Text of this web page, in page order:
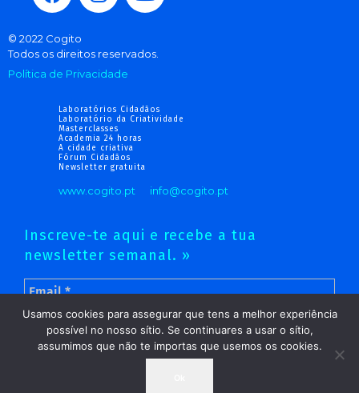
© 2022 Cogito
Todos os direitos reservados.
Política de Privacidade
Laboratórios Cidadãos
Laboratório da Criatividade
Masterclasses
Academia 24 horas
A cidade criativa
Fórum Cidadãos
Newsletter gratuita
www.cogito.pt info@cogito.pt
Inscreve-te aqui e recebe a tua
newsletter semanal. »
Usamos cookies para assegurar que tens a melhor experiência
possível no nosso sítio. Se continuares a usar o sítio,
assumimos que não te importas que usemos os cookies.